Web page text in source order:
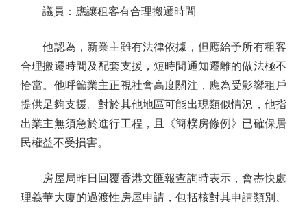
議員：應讓租客有合理搬遷時間
他認為，新業主雖有法律依據，但應給予所有租客
合理搬遷時間及配套支援，短時間通知遷離的做法極不
恰當。他呼籲業主正視社會高度關注，應為受影響租戶
提供足夠支援。對於其他地區可能出現類似情況，他指
出業主無須急於進行工程，且《簡樸房條例》已確保居
民權益不受損害。
房屋局昨日回覆香港文匯報查詢時表示，會盡快處
理義華大廈的過渡性房屋申請，包括核對其申請類別、